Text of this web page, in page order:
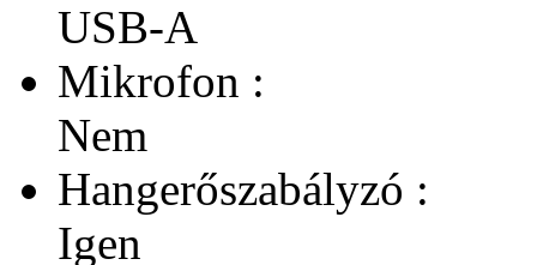
USB-A
Mikrofon :
Nem
Hangerőszabályzó :
Igen